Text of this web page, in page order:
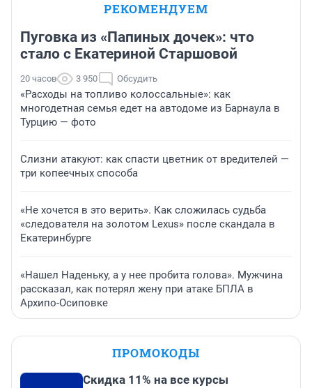
РЕКОМЕНДУЕМ
Пуговка из «Папиных дочек»: что
стало с Екатериной Старшовой
20 часов 3 950 Обсудить
«Расходы на топливо колоссальные»: как
многодетная семья едет на автодоме из Барнаула в
Турцию — фото
Слизни атакуют: как спасти цветник от вредителей —
три копеечных способа
«Не хочется в это верить». Как сложилась судьба
«следователя на золотом Lexus» после скандала в
Екатеринбурге
«Нашел Наденьку, а у нее пробита голова». Мужчина
рассказал, как потерял жену при атаке БПЛА в
Архипо-Осиповке
ПРОМОКОДЫ
Скидка 11% на все курсы